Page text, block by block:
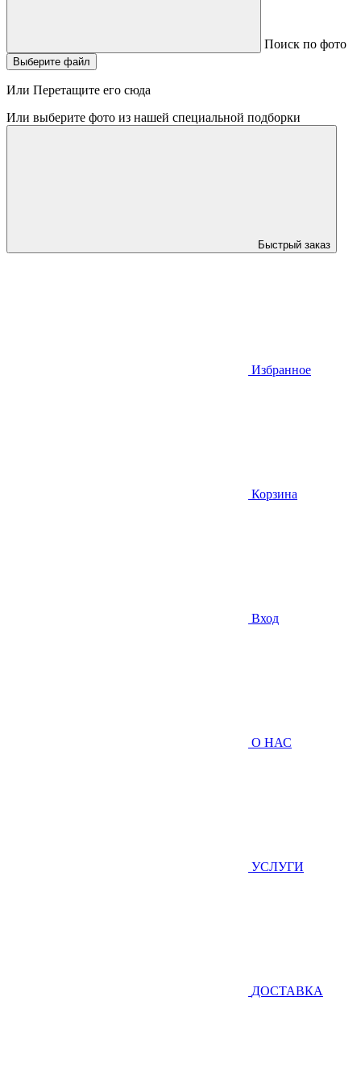
Поиск по фото
Выберите файл
Или Перетащите его сюда
Или выберите фото из нашей специальной подборки
Быстрый заказ
Избранное
Корзина
Вход
О НАС
УСЛУГИ
ДОСТАВКА